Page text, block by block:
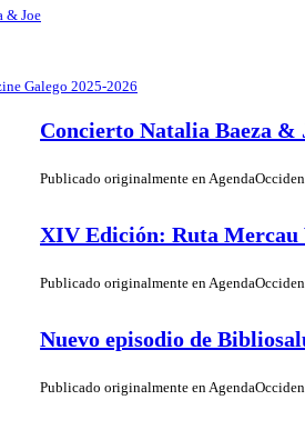
& Joe
Galego 2025-2026
Concierto Natalia Baeza
Publicado originalmente en
XIV Edición: Ruta Mercau
Publicado originalmente en
Nuevo episodio de
Publicado originalmente en